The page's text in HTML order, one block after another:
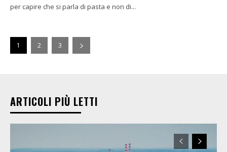
per capire che si parla di pasta e non di...
1 2 3
ARTICOLI PIÙ LETTI